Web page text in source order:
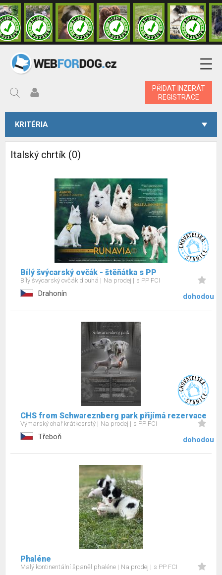
PŘIDAT INZERÁT
REGISTRACE
KRITÉRIA
Italský chrtík (0)
Bílý švýcarský ovčák - štěňátka s PP
Bílý švýcarský ovčák dlouhá Na prodej s PP FCI
Drahonín dohodou
CHS from Schwareznberg park přijímá rezervace
Výmarský ohař krátkosrstý Na prodej s PP FCI
Třeboň dohodou
Phaléne
Malý kontinentální španěl phaléne Na prodej s PP FCI